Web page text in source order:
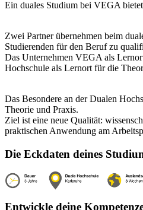
Ein duales Studium bei VEGA
Zwei Partner übernehmen beim
Studierenden für den Beruf zu
Das Unternehmen VEGA als
Hochschule als Lernort für die
Das Besondere an der Dualen
Theorie und Praxis.
Ziel ist eine neue Qualität:
praktischen Anwendung am
Die Eckdaten deines
Entwickle deine